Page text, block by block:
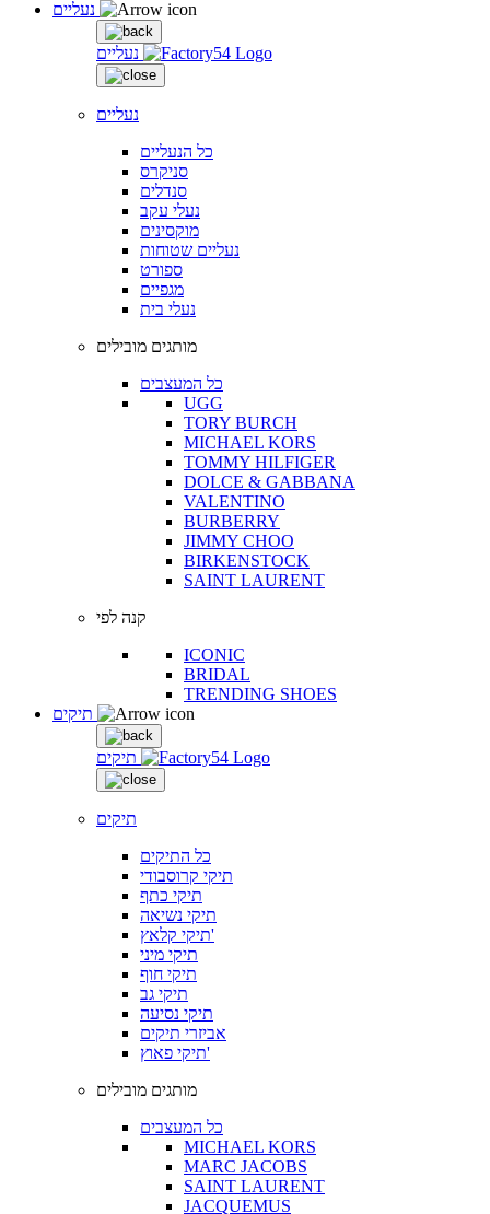
נעליים
נעליים
כל הנעליים
סניקרס
סנדלים
נעלי עקב
מוקסינים
נעליים שטוחות
ספורט
מגפיים
נעלי בית
מותגים מובילים
כל המעצבים
UGG
TORY BURCH
MICHAEL KORS
TOMMY HILFIGER
DOLCE & GABBANA
VALENTINO
BURBERRY
JIMMY CHOO
BIRKENSTOCK
SAINT LAURENT
קנה לפי
ICONIC
BRIDAL
TRENDING SHOES
תיקים
תיקים
כל התיקים
תיקי קרוסבודי
תיקי כתף
תיקי נשיאה
תיקי קלאץ'
תיקי מיני
תיקי חוף
תיקי גב
תיקי נסיעה
אביזרי תיקים
תיקי פאוץ'
מותגים מובילים
כל המעצבים
MICHAEL KORS
MARC JACOBS
SAINT LAURENT
JACQUEMUS